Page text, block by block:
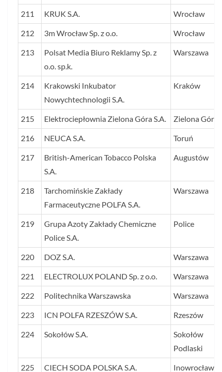
211 KRUK S.A. Wrocław
212 3m Wrocław Sp. z o.o. Wrocław
213
Polsat Media Biuro Reklamy Sp. z
o.o. sp.k.
Warszawa
214
Krakowski Inkubator
Nowychtechnologii S.A.
Kraków
215 Elektrociepłownia Zielona Góra S.A. Zielona Góra
216 NEUCA S.A. Toruń
217
British-American Tobacco Polska
S.A.
Augustów
218
Tarchomińskie Zakłady
Farmaceutyczne POLFA S.A.
Warszawa
219
Grupa Azoty Zakłady Chemiczne
Police S.A.
Police
220 DOZ S.A. Warszawa
221 ELECTROLUX POLAND Sp. z o.o. Warszawa
222 Politechnika Warszawska Warszawa
223 ICN POLFA RZESZÓW S.A. Rzeszów
224 Sokołów S.A.
Sokołów
Podlaski
225 CIECH SODA POLSKA S.A. Inowrocław